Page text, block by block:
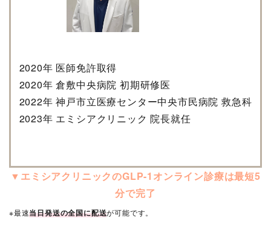
2020年 医師免許取得
2020年 倉敷中央病院 初期研修医
2022年 神戸市立医療センター中央市民病院 救急科
2023年 エミシアクリニック 院長就任
▼エミシアクリニックのGLP-1オンライン診療は最短5
分で完了
※最速当日発送の全国に配送が可能です。